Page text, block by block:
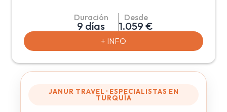
tren y una pernoctación en la capital del país,
Ankara. A parte de disfrutar de la maravillosa y
única ciudad de Estambul, donde navegarán
por el Bósforo y podrán admirar su
arquitectura bizantina, también visitarán los
fascinante región formada por la lava
arrojada por los volcanes Erciyes y Hasan hace 3
donde la alta concentración calcárea de sus
aguas ha creado una de las formaciones más
Duración
9 días
Desde
1.059 €
+ INFO
JANUR TRAVEL · ESPECIALISTAS EN
TURQUÍA